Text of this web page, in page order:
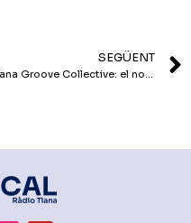
SEGÜENT